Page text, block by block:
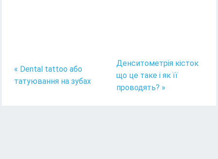
« Dental tattoo або
татуювання на зубах
Денситометрія кісток
що це таке і як її
проводять? »